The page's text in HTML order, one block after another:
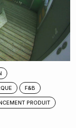
F&B
PRODUIT